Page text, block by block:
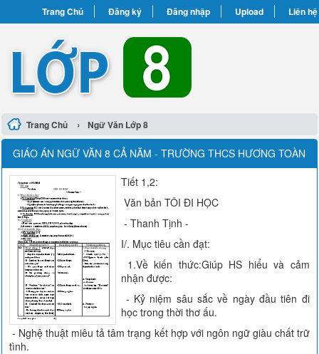
Trang Chủ Đăng ký Đăng nhập Upload Liên hệ
Trang Chủ › Ngữ Văn Lớp 8
GIÁO ÁN NGỮ VĂN 8 CẢ NĂM - TRƯỜNG THCS HƯƠNG TOÀN
Tiết 1,2:
Văn bản TÔI ĐI HỌC
- Thanh Tịnh -
I/. Mục tiêu cần đạt:
1.Về kiến thức:Giúp HS hiểu và cảm
nhận được:
- Kỷ niệm sâu sắc về ngày đầu tiên đi
học trong thời thơ ấu.
- Nghệ thuật miêu tả tâm trạng kết hợp với ngôn ngữ giàu chất trữ
tình.